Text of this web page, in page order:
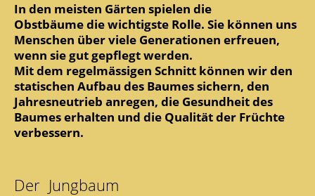
In den meisten Gärten spielen die
Obstbäume die wichtigste Rolle. Sie können uns
Menschen über viele Generationen erfreuen,
wenn sie gut gepflegt werden.
Mit dem regelmässigen Schnitt können wir den
statischen Aufbau des Baumes sichern, den
Jahresneutrieb anregen, die Gesundheit des
Baumes erhalten und die Qualität der Früchte
verbessern.
Der Jungbaum